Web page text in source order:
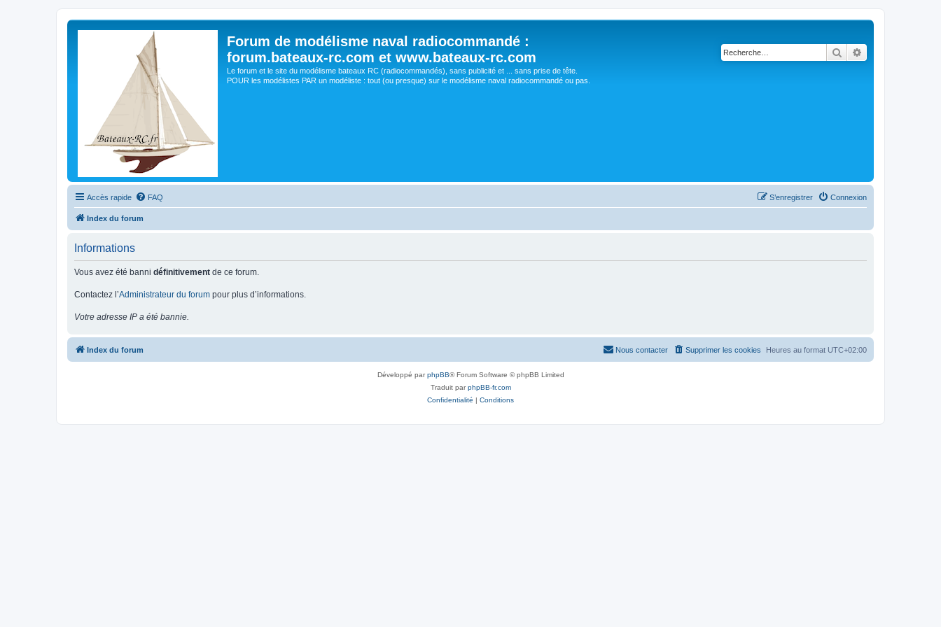
Forum de modélisme naval radiocommandé :
forum.bateaux-rc.com et www.bateaux-rc.com
Le forum et le site du modélisme bateaux RC (radiocommandés), sans publicité et ... sans prise de tête.
POUR les modélistes PAR un modéliste : tout (ou presque) sur le modélisme naval radiocommandé ou pas.
Rechercher
Accès rapide FAQ Connexion
S’enregistrer
Index du forum
Informations
Vous avez été banni définitivement de ce forum.
Contactez l’Administrateur du forum pour plus d’informations.
Votre adresse IP a été bannie.
Index du forum Heures au format UTC+02:00
Supprimer les cookies
Nous contacter
Développé parphpBB® Forum Software © phpBB Limited
Traduit parphpBB-fr.com
Confidentialité | Conditions